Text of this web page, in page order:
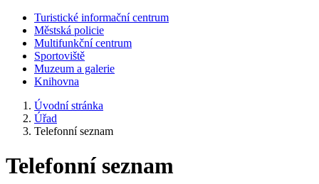
Turistické informační centrum
Městská policie
Multifunkční centrum
Sportoviště
Muzeum a galerie
Knihovna
Úvodní stránka
Úřad
Telefonní seznam
Telefonní seznam